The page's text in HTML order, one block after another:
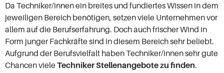
Da Techniker/innen ein breites und fundiertes Wissen in dem
jeweiligen Bereich benötigen, setzen viele Unternehmen vor
allem auf die Berufserfahrung. Doch auch frischer Wind in
Form junger Fachkräfte sind in diesem Bereich sehr beliebt.
Aufgrund der Berufsvielfalt haben Techniker/innen sehr gute
Chancen vieleTechniker Stellenangebote zu finden.